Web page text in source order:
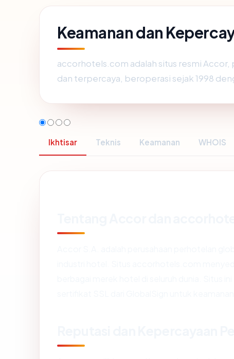
Keamanan dan
accorhotels.com adalah situs resmi
dan terpercaya, beroperasi sejak 1998
Ikhtisar Teknis Keamanan WHOIS